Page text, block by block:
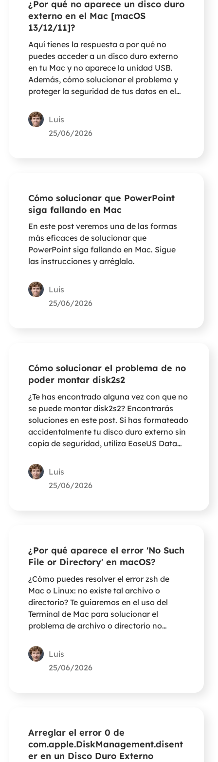
¿Por qué no aparece un disco duro
externo en el Mac [macOS
13/12/11]?
Aquí tienes la respuesta a por qué no
puedes acceder a un disco duro externo
en tu Mac y no aparece la unidad USB.
Además, cómo solucionar el problema y
proteger la seguridad de tus datos en el
Luis
25/06/2026
Cómo solucionar que PowerPoint
siga fallando en Mac
En este post veremos una de las formas
más eficaces de solucionar que
PowerPoint siga fallando en Mac. Sigue
las instrucciones y arréglalo.
Luis
25/06/2026
Cómo solucionar el problema de no
poder montar disk2s2
¿Te has encontrado alguna vez con que no
se puede montar disk2s2? Encontrarás
soluciones en este post. Si has formateado
accidentalmente tu disco duro externo sin
copia de seguridad, utiliza EaseUS Data
Luis
25/06/2026
¿Por qué aparece el error 'No Such
File or Directory' en macOS?
¿Cómo puedes resolver el error zsh de
Mac o Linux: no existe tal archivo o
directorio? Te guiaremos en el uso del
Terminal de Mac para solucionar el
problema de archivo o directorio no
Luis
25/06/2026
Arreglar el error 0 de
com.apple.DiskManagement.disent
er en un Disco Duro Externo